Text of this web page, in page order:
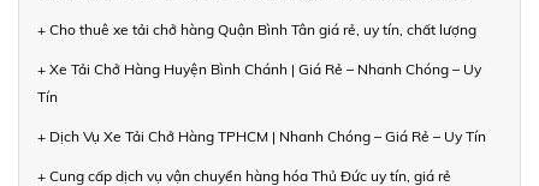
+ Cho thuê xe tải chở hàng Quận Bình Tân giá rẻ, uy tín, chất lượng
+ Xe Tải Chở Hàng Huyện Bình Chánh | Giá Rẻ – Nhanh Chóng – Uy
Tín
+ Dịch Vụ Xe Tải Chở Hàng TPHCM | Nhanh Chóng – Giá Rẻ – Uy Tín
+ Cung cấp dịch vụ vận chuyển hàng hóa Thủ Đức uy tín, giá rẻ